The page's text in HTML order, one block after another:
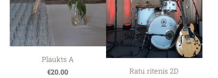
Plaukts A
€20.00
Ratu ritenis 2D